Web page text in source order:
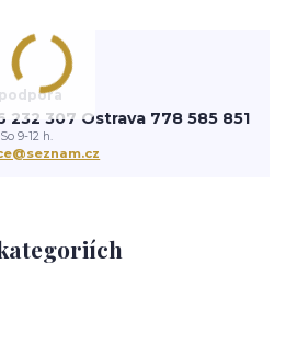
232 307 Ostrava 778 585 851
9-12 h.